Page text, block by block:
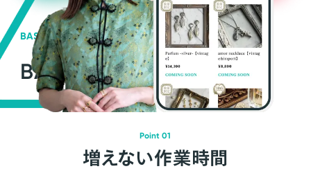
BASEの強み
BASEが強い3つの理由
Point 01
増えない作業時間